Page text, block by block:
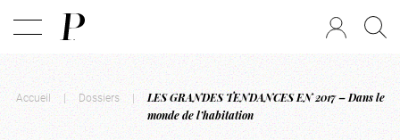
Accueil | Dossiers |
LES GRANDES TENDANCES EN 2017 – Dans le
monde de l’habitation